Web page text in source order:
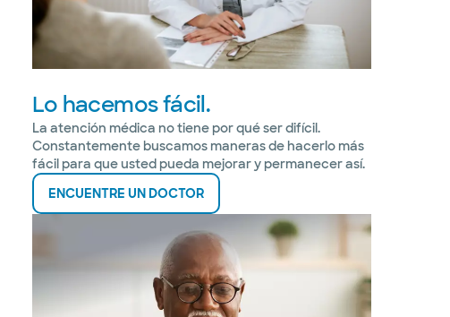
Lo hacemos fácil.
La atención médica no tiene por qué ser difícil.
Constantemente buscamos maneras de hacerlo más
fácil para que usted pueda mejorar y permanecer así.
ENCUENTRE UN DOCTOR